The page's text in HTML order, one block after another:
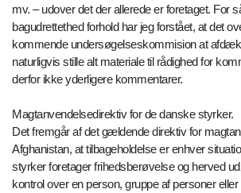
mv. – udover det der allerede er foretaget. For
bagudrettethed forhold har jeg forstået, at det
kommende undersøgelseskommision at
naturligvis stille alt materiale til rådighed for
derfor ikke yderligere kommentarer.
Magtanvendelsedirektiv for de danske styrker.
Det fremgår af det gældende direktiv for
Afghanistan, at tilbageholdelse er enhver
styrker foretager frihedsberøvelse og herved
kontrol over en person, gruppe af personer